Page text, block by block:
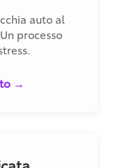
auto al
processo
→